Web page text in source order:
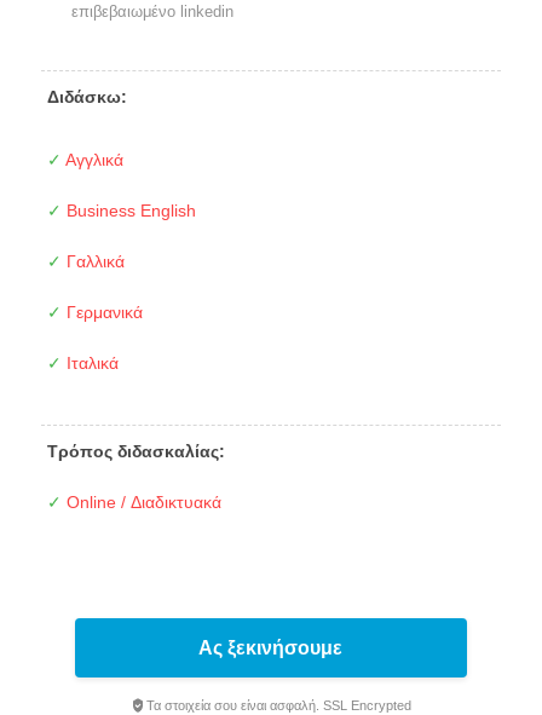
επιβεβαιωμένο linkedin
Διδάσκω:
✓ Αγγλικά
✓ Business English
✓ Γαλλικά
✓ Γερμανικά
✓ Ιταλικά
Τρόπος διδασκαλίας:
✓ Online / Διαδικτυακά
Ας ξεκινήσουμε
Τα στοιχεία σου είναι ασφαλή. SSL Encrypted